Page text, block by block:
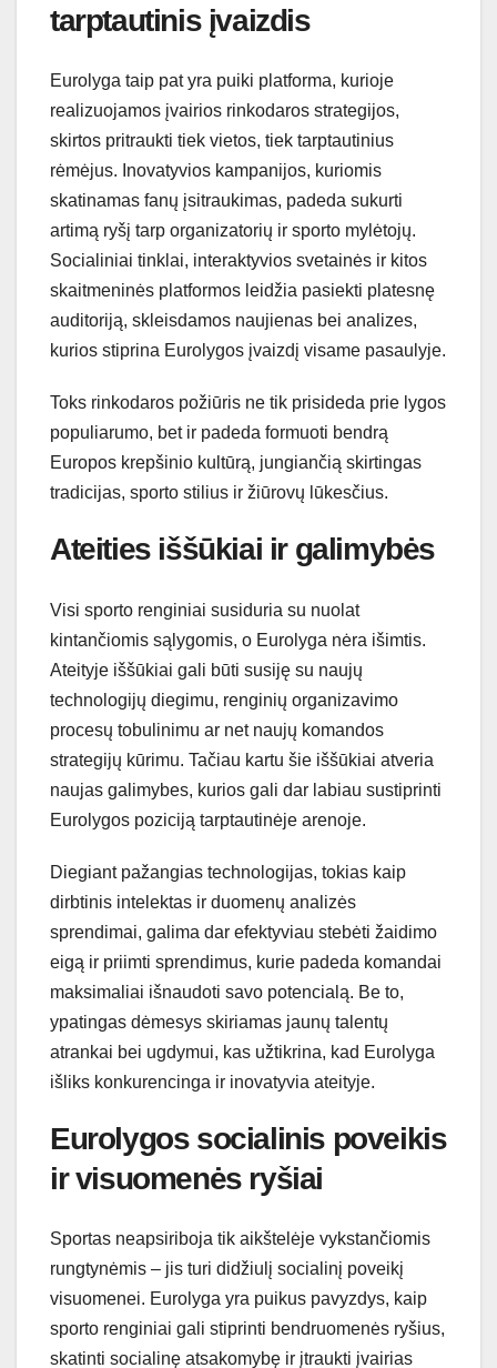
tarptautinis įvaizdis
Eurolyga taip pat yra puiki platforma, kurioje
realizuojamos įvairios rinkodaros strategijos,
skirtos pritraukti tiek vietos, tiek tarptautinius
rėmėjus. Inovatyvios kampanijos, kuriomis
skatinamas fanų įsitraukimas, padeda sukurti
artimą ryšį tarp organizatorių ir sporto mylėtojų.
Socialiniai tinklai, interaktyvios svetainės ir kitos
skaitmeninės platformos leidžia pasiekti platesnę
auditoriją, skleisdamos naujienas bei analizes,
kurios stiprina Eurolygos įvaizdį visame pasaulyje.
Toks rinkodaros požiūris ne tik prisideda prie lygos
populiarumo, bet ir padeda formuoti bendrą
Europos krepšinio kultūrą, jungiančią skirtingas
tradicijas, sporto stilius ir žiūrovų lūkesčius.
Ateities iššūkiai ir galimybės
Visi sporto renginiai susiduria su nuolat
kintančiomis sąlygomis, o Eurolyga nėra išimtis.
Ateityje iššūkiai gali būti susiję su naujų
technologijų diegimu, renginių organizavimo
procesų tobulinimu ar net naujų komandos
strategijų kūrimu. Tačiau kartu šie iššūkiai atveria
naujas galimybes, kurios gali dar labiau sustiprinti
Eurolygos poziciją tarptautinėje arenoje.
Diegiant pažangias technologijas, tokias kaip
dirbtinis intelektas ir duomenų analizės
sprendimai, galima dar efektyviau stebėti žaidimo
eigą ir priimti sprendimus, kurie padeda komandai
maksimaliai išnaudoti savo potencialą. Be to,
ypatingas dėmesys skiriamas jaunų talentų
atrankai bei ugdymui, kas užtikrina, kad Eurolyga
išliks konkurencinga ir inovatyvia ateityje.
Eurolygos socialinis poveikis
ir visuomenės ryšiai
Sportas neapsiriboja tik aikštelėje vykstančiomis
rungtynėmis – jis turi didžiulį socialinį poveikį
visuomenei. Eurolyga yra puikus pavyzdys, kaip
sporto renginiai gali stiprinti bendruomenės ryšius,
skatinti socialinę atsakomybę ir įtraukti įvairias